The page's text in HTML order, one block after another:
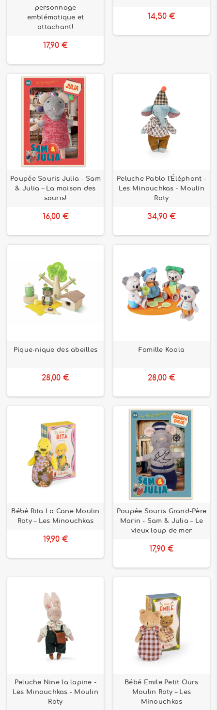
personnage
emblématique et
attachant!
17,90 €
14,50 €
Poupée Souris Julia - Sam
& Julia – La maison des
souris!
16,00 €
Peluche Pablo l'Éléphant -
Les Minouchkas - Moulin
Roty
34,90 €
Pique-nique des abeilles
28,00 €
Famille Koala
28,00 €
Bébé Rita La Cane Moulin
Roty – Les Minouchkas
19,90 €
Poupée Souris Grand-Père
Marin - Sam & Julia – Le
vieux loup de mer
17,90 €
Peluche Nine la lapine -
Les Minouchkas - Moulin
Roty
Bébé Emile Petit Ours
Moulin Roty – Les
Minouchkas